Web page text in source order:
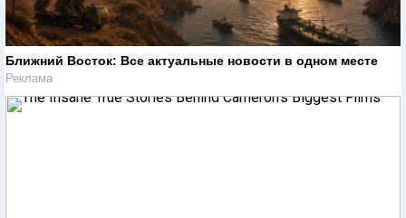
Ближний Восток: Все актуальные новости в одном месте
Реклама